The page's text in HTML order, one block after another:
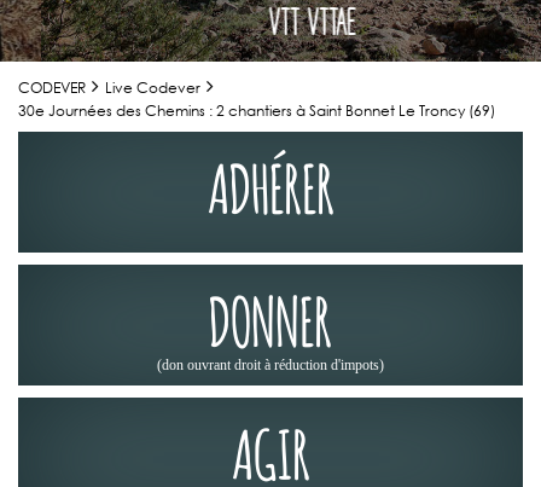
VTT VTTAE
CODEVER
Live Codever
30e Journées des Chemins : 2 chantiers à Saint Bonnet Le Troncy (69)
ADHÉRER
DONNER
(don ouvrant droit à réduction d'impots)
AGIR